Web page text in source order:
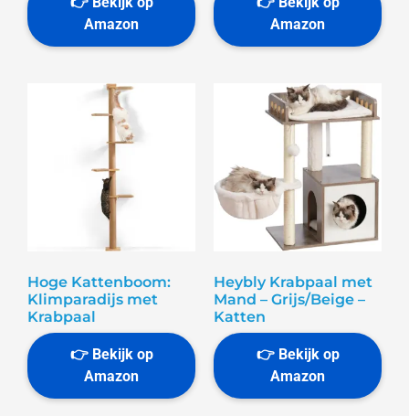
Hoge Kattenboom:
Klimparadijs met
Krabpaal
Heybly Krabpaal met
Mand – Grijs/Beige –
Katten